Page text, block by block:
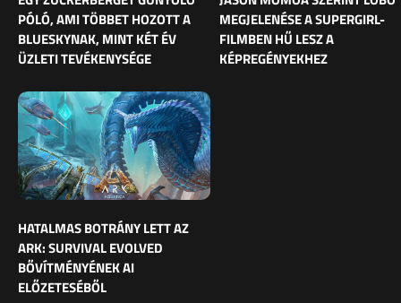
PÓLÓ, AMI TÖBBET HOZOTT A
BLUESKYNAK, MINT KÉT ÉV
ÜZLETI TEVÉKENYSÉGE
MEGJELENÉSE A SUPERGIRL-
FILMBEN HŰ LESZ A
KÉPREGÉNYEKHEZ
HATALMAS BOTRÁNY LETT AZ
ARK: SURVIVAL EVOLVED
BŐVÍTMÉNYÉNEK AI
ELŐZETESÉBŐL